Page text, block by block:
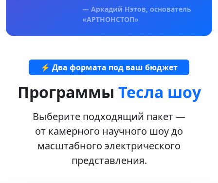
— Аркадий Нэтов, основатель
«АРТНОНСТОП»
⚡ Два формата под ваш бюджет
Программы Тесла шоу
Выберите подходящий пакет —
от камерного научного шоу до
масштабного электрического
представления.